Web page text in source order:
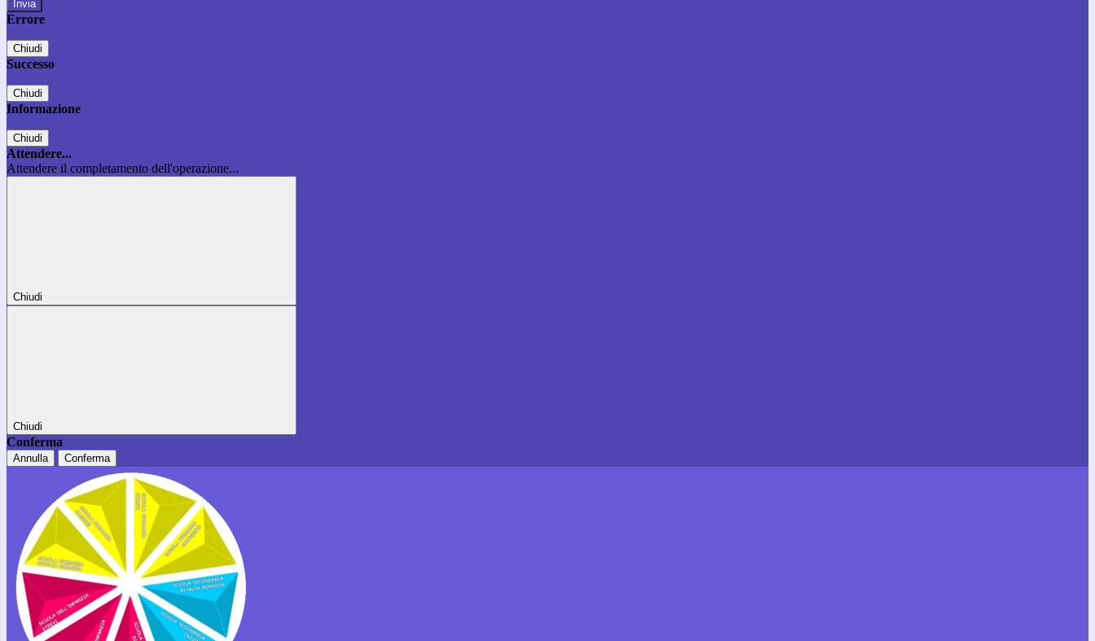
Errore
Chiudi
Successo
Chiudi
Informazione
Chiudi
Attendere...
Attendere il completamento dell'operazione...
Chiudi
Chiudi
Conferma
Annulla Conferma